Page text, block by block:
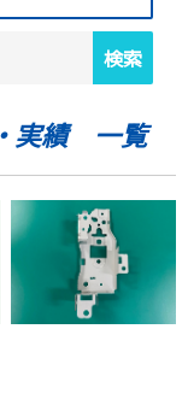
実績 一覧